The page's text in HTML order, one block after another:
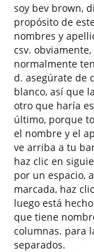
soy bev brown,
propósito de
nombres y
csv.
normalmente
d. asegúrate de
blanco, así que
otro que haría
último, porque
el nombre y el
ve arriba a tu
haz clic en
por un espacio,
marcada, haz
luego está
que tiene
columnas. para
separados.